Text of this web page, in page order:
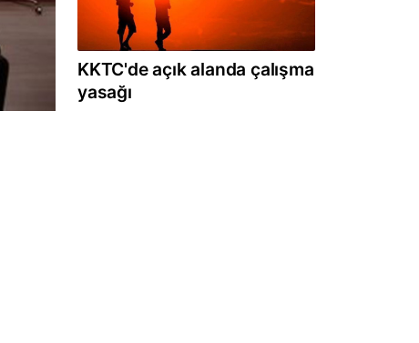
KKTC'de açık alanda çalışma
yasağı